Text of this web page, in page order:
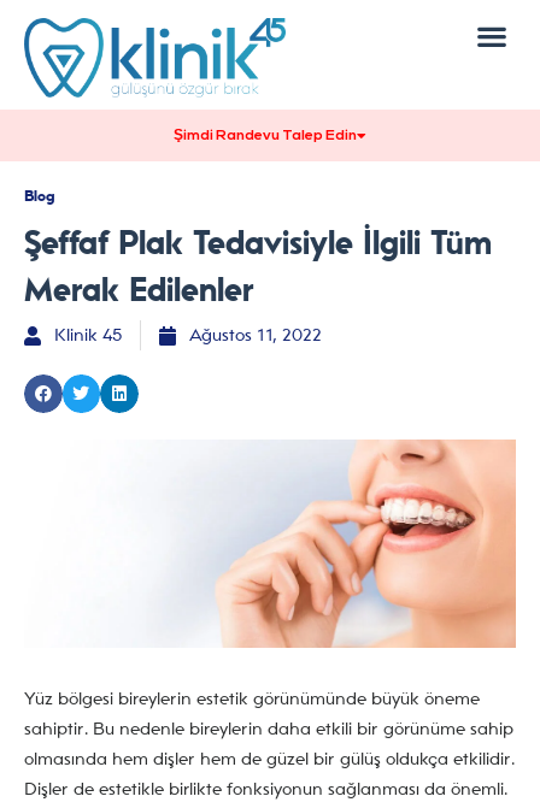
Şimdi Randevu Talep Edin
Blog
Şeffaf Plak Tedavisiyle İlgili Tüm
Merak Edilenler
Klinik 45 Ağustos 11, 2022
Yüz bölgesi bireylerin estetik görünümünde büyük öneme
sahiptir. Bu nedenle bireylerin daha etkili bir görünüme sahip
olmasında hem dişler hem de güzel bir gülüş oldukça etkilidir.
Dişler de estetikle birlikte fonksiyonun sağlanması da önemli.